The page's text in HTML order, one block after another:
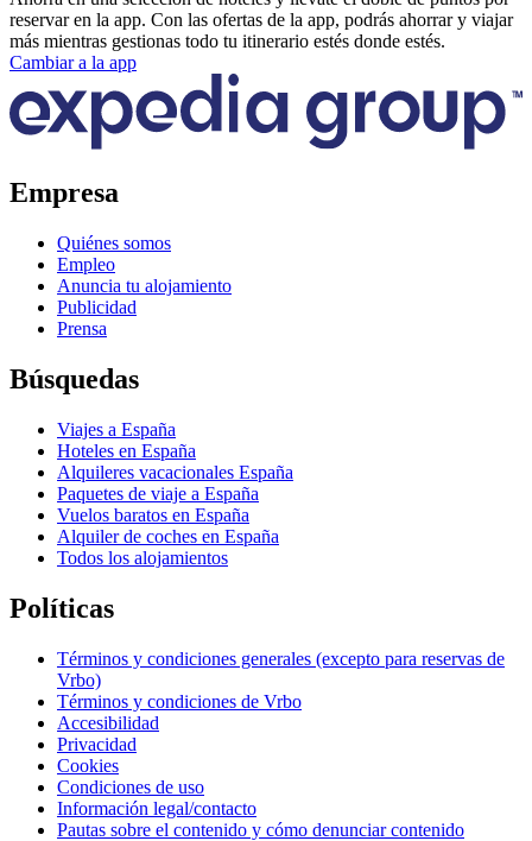
reservar en la app. Con las ofertas de la app, podrás ahorrar y viajar
más mientras gestionas todo tu itinerario estés donde estés.
Cambiar a la app
Empresa
Quiénes somos
Empleo
Anuncia tu alojamiento
Publicidad
Prensa
Búsquedas
Viajes a España
Hoteles en España
Alquileres vacacionales España
Paquetes de viaje a España
Vuelos baratos en España
Alquiler de coches en España
Todos los alojamientos
Políticas
Términos y condiciones generales (excepto para reservas de
Vrbo)
Términos y condiciones de Vrbo
Accesibilidad
Privacidad
Cookies
Condiciones de uso
Información legal/contacto
Pautas sobre el contenido y cómo denunciar contenido